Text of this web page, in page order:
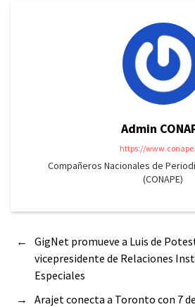
Admin
https://
Compañeros Nacionales de
(CONAPE)
←
GigNet promueve a Luis de
vicepresidente de Relaciones
Especiales
→
Arajet conecta a Toronto con 7